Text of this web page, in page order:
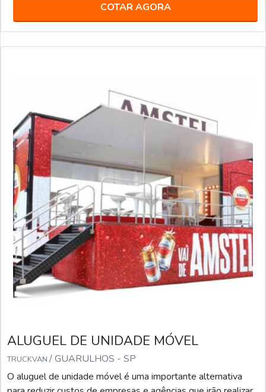
COTAR AGORA
ALUGUEL DE UNIDADE MÓVEL
TRUCKVAN / GUARULHOS - SP
O aluguel de unidade móvel é uma importante alternativa